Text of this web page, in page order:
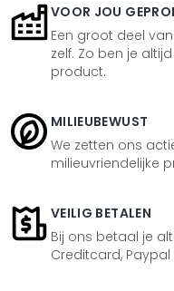
VOOR JOU
Een groot deel
zelf. Zo ben je
product.
MILIEUBEWUST
We zetten ons
milieuvriendelijke
VEILIG BETALEN
Bij ons betaal je
Creditcard,